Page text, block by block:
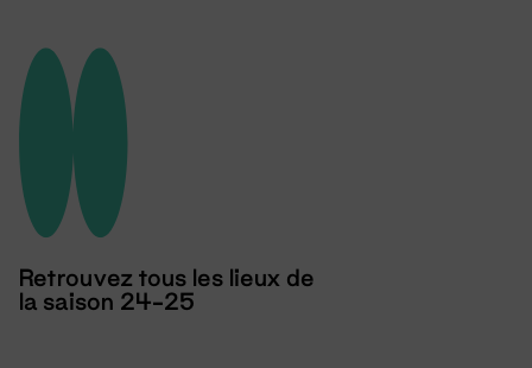
Retrouvez tous les lieux de
la saison 24-25